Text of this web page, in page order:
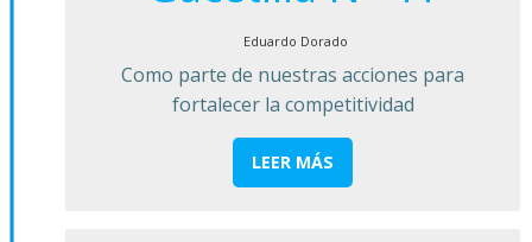
Eduardo Dorado
Como parte de nuestras acciones para
fortalecer la competitividad
LEER MÁS